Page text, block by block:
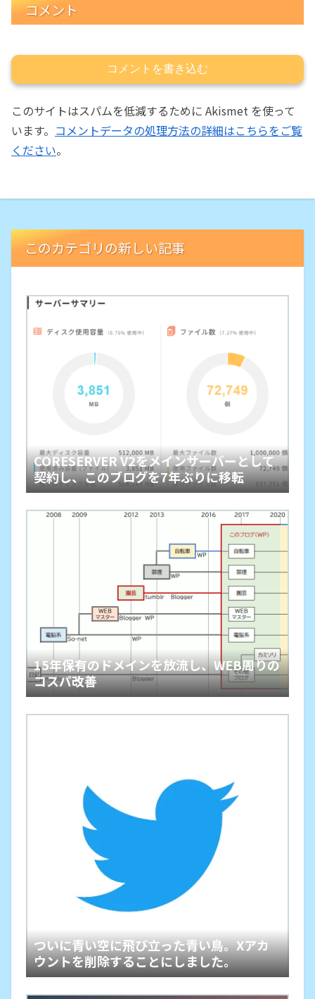
コメント
コメントを書き込む
このサイトはスパムを低減するために Akismet を使って
います。 コメントデータの処理方法の詳細はこちらをご覧
ください。
このカテゴリの新しい記事
CORESERVER V2をメインサーバーとして
契約し、このブログを7年ぶりに移転
15年保有のドメインを放流し、WEB周りの
コスパ改善
ついに青い空に飛び立った青い鳥。Xアカ
ウントを削除することにしました。